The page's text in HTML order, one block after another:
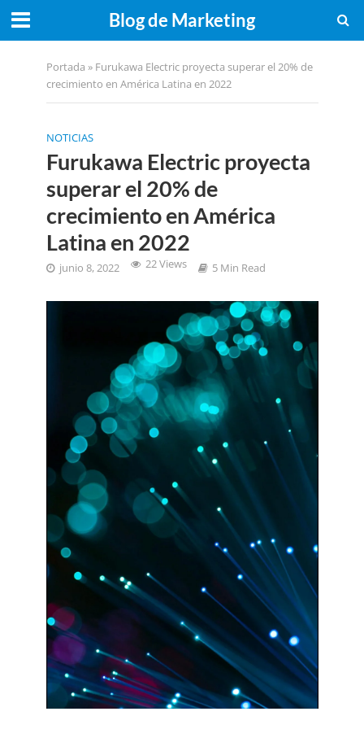
Blog de Marketing
Portada » Furukawa Electric proyecta superar el 20% de
crecimiento en América Latina en 2022
NOTICIAS
Furukawa Electric proyecta
superar el 20% de
crecimiento en América
Latina en 2022
junio 8, 2022 22 Views 5 Min Read